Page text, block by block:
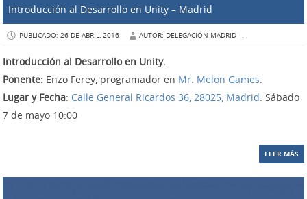
Introducción al Desarrollo en Unity – Madrid
PUBLICADO: 26 DE ABRIL, 2016 AUTOR: DELEGACIÓN MADRID .
Introducción al Desarrollo en Unity.
Ponente: Enzo Ferey, programador en Mr. Melon Games.
Lugar y Fecha: Calle General Ricardos 36, 28025, Madrid. Sábado
7 de mayo 10:00
LEER MÁS